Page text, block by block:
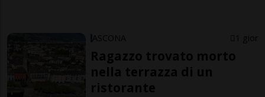
ASCONA 1 gior
Ragazzo trovato morto
nella terrazza di un
ristorante